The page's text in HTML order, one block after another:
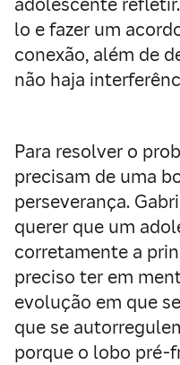
lo e fazer um
conexão, além de
não haja
Para resolver o
precisam de uma
perseverança.
querer que um
corretamente a
preciso ter em
evolução em que
que se
porque o lobo pré-